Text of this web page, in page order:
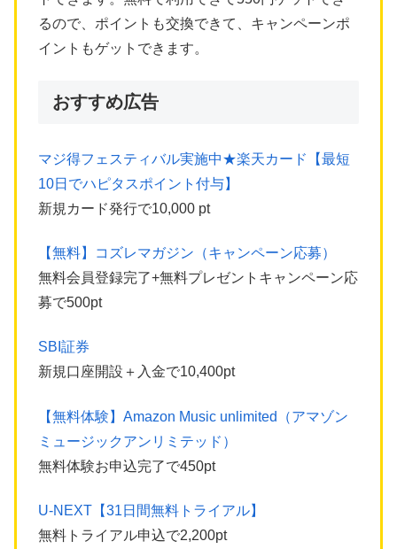
るので、ポイントも交換できて、キャンペーンポ
イントもゲットできます。
おすすめ広告
マジ得フェスティバル実施中★楽天カード【最短
10日でハピタスポイント付与】
新規カード発行で10,000 pt
【無料】コズレマガジン（キャンペーン応募）
無料会員登録完了+無料プレゼントキャンペーン応
募で500pt
SBI証券
新規口座開設＋入金で10,400pt
【無料体験】Amazon Music unlimited（アマゾン
ミュージックアンリミテッド）
無料体験お申込完了で450pt
U-NEXT【31日間無料トライアル】
無料トライアル申込で2,200pt